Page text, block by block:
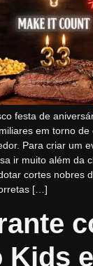
festa de
em torno
Para criar um
ir muito além da
cortes nobres
[…]
Kids